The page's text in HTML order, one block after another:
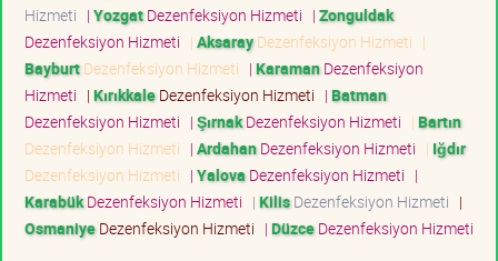
Hizmeti | YozgatDezenfeksiyon Hizmeti | Zonguldak
Dezenfeksiyon Hizmeti | AksarayDezenfeksiyon Hizmeti |
BayburtDezenfeksiyon Hizmeti | KaramanDezenfeksiyon
Hizmeti | KırıkkaleDezenfeksiyon Hizmeti | Batman
Dezenfeksiyon Hizmeti | ŞırnakDezenfeksiyon Hizmeti | Bartın
Dezenfeksiyon Hizmeti | ArdahanDezenfeksiyon Hizmeti | Iğdır
Dezenfeksiyon Hizmeti | Yalova Dezenfeksiyon Hizmeti |
KarabükDezenfeksiyon Hizmeti | KilisDezenfeksiyon Hizmeti |
OsmaniyeDezenfeksiyon Hizmeti | DüzceDezenfeksiyon Hizmeti